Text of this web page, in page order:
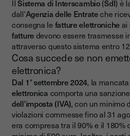
IlSistema di Interscambio(SdI) è
dall'Agenzia delle Entrateche
consegna le fatture elettronicheai
fatturedevono essere trasmesse
attraverso questo sistema entro
Cosa succede se non
elettronica?
Dal 1° settembre 2024, la mancata
elettronica comporta una
dell'imposta (IVA), con un minimo
violazioni commesse fino al 31
era compresa tra il 90% e il 180%